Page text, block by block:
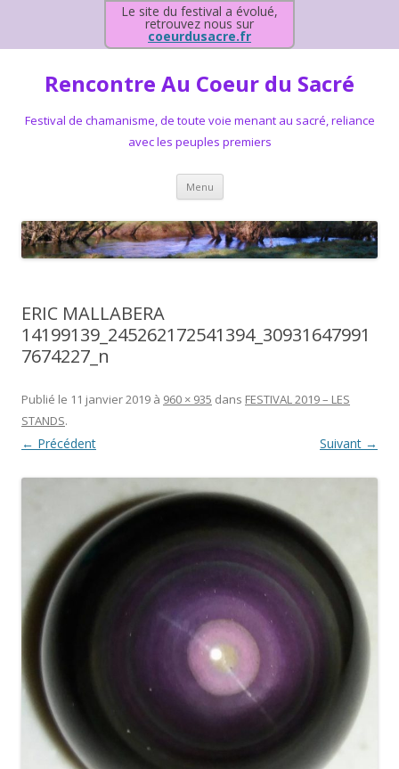
Le site du festival a évolué,
retrouvez nous sur
coeurdusacre.fr
Rencontre Au Coeur du Sacré
Festival de chamanisme, de toute voie menant au sacré, reliance
avec les peuples premiers
Menu Aller au contenu principal
ERIC MALLABERA
14199139_245262172541394_30931647991
7674227_n
Publié le 11 janvier 2019 à 960 × 935 dans FESTIVAL 2019 – LES
STANDS.
← Précédent Suivant →